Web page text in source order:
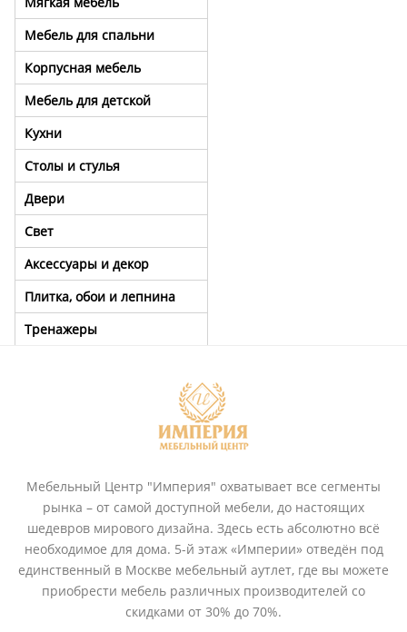
Мебель для спальни
Корпусная мебель
Мебель для детской
Кухни
Столы и стулья
Двери
Свет
Аксессуары и декор
Плитка, обои и лепнина
Тренажеры
Мебельный Центр "Империя" охватывает все сегменты
рынка – от самой доступной мебели, до настоящих
шедевров мирового дизайна. Здесь есть абсолютно всё
необходимое для дома. 5-й этаж «Империи» отведён под
единственный в Москве мебельный аутлет, где вы можете
приобрести мебель различных производителей со
скидками от 30% до 70%.